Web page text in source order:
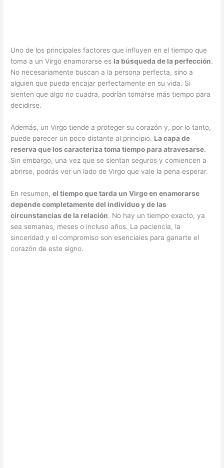
Uno de los principales factores que influyen en el tiempo que
toma a un Virgo enamorarse es la búsqueda de la perfección.
No necesariamente buscan a la persona perfecta, sino a
alguien que pueda encajar perfectamente en su vida. Si
sienten que algo no cuadra, podrían tomarse más tiempo para
decidirse.
Además, un Virgo tiende a proteger su corazón y, por lo tanto,
puede parecer un poco distante al principio. La capa de
reserva que los caracteriza toma tiempo para atravesarse.
Sin embargo, una vez que se sientan seguros y comiencen a
abrirse, podrás ver un lado de Virgo que vale la pena esperar.
En resumen,el tiempo que tarda un Virgo en enamorarse
depende completamente del individuo y de las
circunstancias de la relación. No hay un tiempo exacto, ya
sea semanas, meses o incluso años. La paciencia, la
sinceridad y el compromiso son esenciales para ganarte el
corazón de este signo.